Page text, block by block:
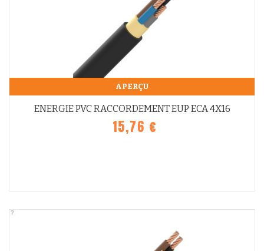
APERÇU
ENERGIE PVC RACCORDEMENT EUP ECA 4X16
15,76 €